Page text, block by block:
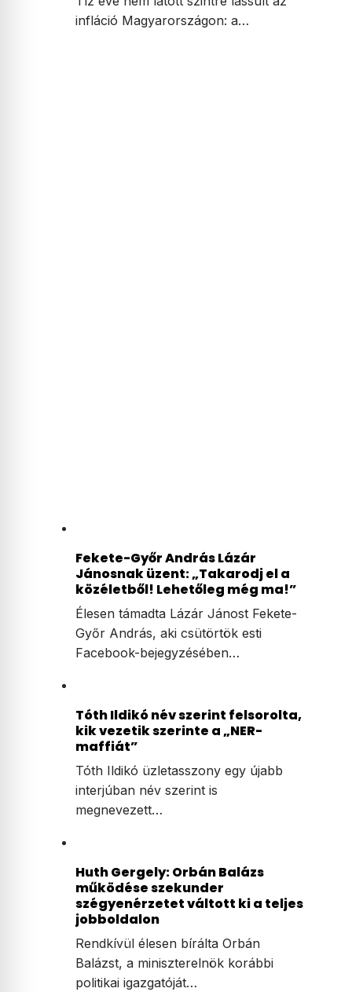
infláció Magyarországon: a…
Fekete-Győr András Lázár
Jánosnak üzent: „Takarodj el a
közéletből! Lehetőleg még ma!”
Élesen támadta Lázár Jánost Fekete-
Győr András, aki csütörtök esti
Facebook-bejegyzésében…
Tóth Ildikó név szerint felsorolta,
kik vezetik szerinte a „NER-
maffiát”
Tóth Ildikó üzletasszony egy újabb
interjúban név szerint is
megnevezett…
Huth Gergely: Orbán Balázs
működése szekunder
szégyenérzetet váltott ki a teljes
jobboldalon
Rendkívül élesen bírálta Orbán
Balázst, a miniszterelnök korábbi
politikai igazgatóját…